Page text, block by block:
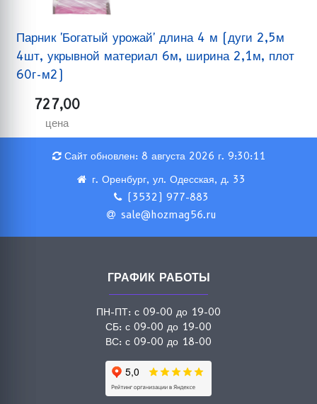
Парник 'Богатый урожай' длина 4 м (дуги 2,5м
4шт, укрывной материал 6м, ширина 2,1м, плот
60г-м2)
727,00
цена
Сайт обновлен: 8 августа 2026 г. 9:30:11
г. Оренбург, ул. Одесская, д. 33
(3532) 977-883
sale@hozmag56.ru
ГРАФИК РАБОТЫ
ПН-ПТ: с 09-00 до 19-00
СБ: с 09-00 до 19-00
ВС: с 09-00 до 18-00